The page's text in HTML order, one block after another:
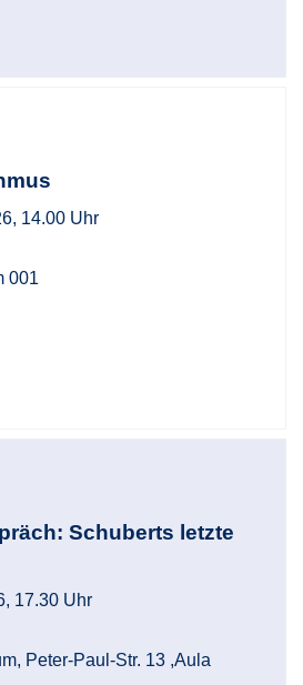
14.00 Uhr
001
Schuberts letzte
17.30 Uhr
Peter-Paul-Str. 13 ,Aula